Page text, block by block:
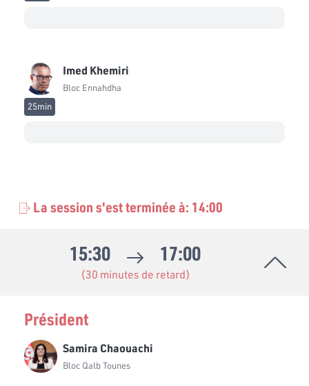
Imed Khemiri
Bloc Ennahdha
25min
Bloc Tahya Tounes
Bloc National
Bloc Ennahdha
Kheireddine Zahi
Lilia Bellil
Mabrouk Korchid
La session s'est terminée à: 14:00
15:30 17:00
(30 minutes de retard)
Président
Samira Chaouachi
Bloc Qalb Tounes